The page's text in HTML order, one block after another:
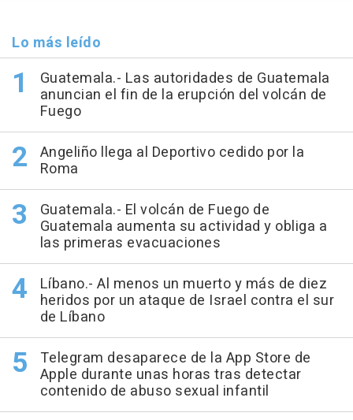
Lo más leído
Guatemala.- Las autoridades de Guatemala
anuncian el fin de la erupción del volcán de
Fuego
Angeliño llega al Deportivo cedido por la
Roma
Guatemala.- El volcán de Fuego de
Guatemala aumenta su actividad y obliga a
las primeras evacuaciones
Líbano.- Al menos un muerto y más de diez
heridos por un ataque de Israel contra el sur
de Líbano
Telegram desaparece de la App Store de
Apple durante unas horas tras detectar
contenido de abuso sexual infantil